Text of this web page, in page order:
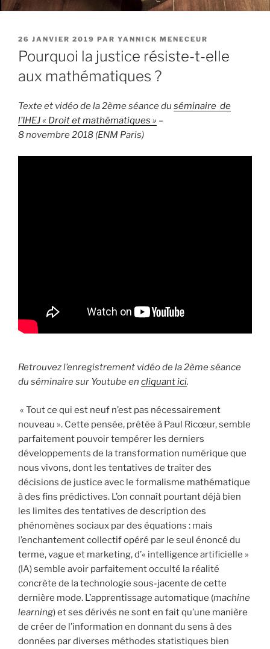
PUBLIÉ
LE
26 JANVIER 2019 PAR YANNICK MENECEUR
Pourquoi la justice résiste-t-elle
aux mathématiques ?
Texte et vidéo de la 2ème séance du séminaire de
l’IHEJ « Droit et mathématiques » –
8 novembre 2018 (ENM Paris)
Retrouvez l’enregistrement vidéo de la 2ème séance
du séminaire sur Youtube en cliquant ici.
« Tout ce qui est neuf n’est pas nécessairement
nouveau ». Cette pensée, prêtée à Paul Ricœur, semble
parfaitement pouvoir tempérer les derniers
développements de la transformation numérique que
nous vivons, dont les tentatives de traiter des
décisions de justice avec le formalisme mathématique
à des fins prédictives. L’on connaît pourtant déjà bien
les limites des tentatives de description des
phénomènes sociaux par des équations : mais
l’enchantement collectif opéré par le seul énoncé du
terme, vague et marketing, d’« intelligence artificielle »
(IA) semble avoir parfaitement occulté la réalité
concrète de la technologie sous-jacente de cette
dernière mode. L’apprentissage automatique (machine
learning) et ses dérivés ne sont en fait qu’une manière
de créer de l’information en donnant du sens à des
données par diverses méthodes statistiques bien